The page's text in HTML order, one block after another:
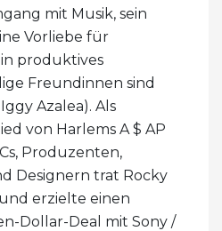
mit Musik, sein
Vorliebe für
produktives
Freundinnen sind
Azalea). Als
von Harlems A $ AP
Produzenten,
Designern trat Rocky
erzielte einen
Dollar-Deal mit Sony /